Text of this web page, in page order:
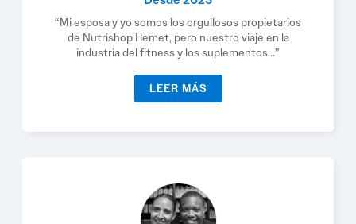
“Mi esposa y yo somos los orgullosos propietarios
de Nutrishop Hemet, pero nuestro viaje en la
industria del fitness y los suplementos...”
LEER MÁS